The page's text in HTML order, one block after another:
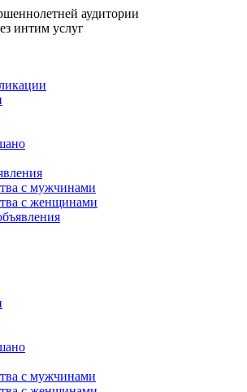
аудитории
интим услуг
с мужчинами
с женщинами
с мужчинами